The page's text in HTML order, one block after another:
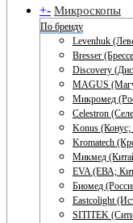
+- Микроскопы
По бренду
Levenhuk
Bresser
Discovery
MAGUS
Микромед
Celestron
Konus
Kromatech
Микмед
EVA (ЕВА;
Биомед
Eastcolight
SITITEK